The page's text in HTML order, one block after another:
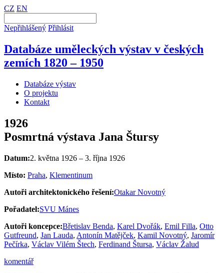
CZ EN
Nepřihlášený Přihlásit
Databáze uměleckých výstav v českých
zemích 1820 – 1950
Databáze výstav
O projektu
Kontakt
1926
Posmrtná výstava Jana Štursy
Datum:2. května 1926 – 3. října 1926
Místo: Praha, Klementinum
Autoři architektonického řešení:Otakar Novotný
Pořadatel:SVU Mánes
Autoři koncepce:Břetislav Benda, Karel Dvořák, Emil Filla, Otto
Gutfreund, Jan Lauda, Antonín Matějček, Kamil Novotný, Jaromír
Pečírka, Václav Vilém Štech, Ferdinand Štursa, Václav Žalud
komentář